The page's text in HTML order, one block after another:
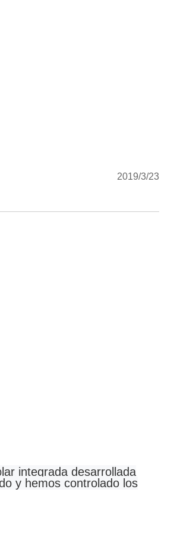
2019/3/23
integrada desarrollada
y hemos controlado los